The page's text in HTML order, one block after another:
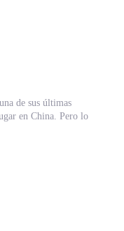
de sus últimas